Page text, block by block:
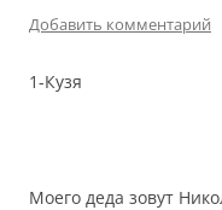
Добавить комментарий
1-Кузя
Моего деда зовут